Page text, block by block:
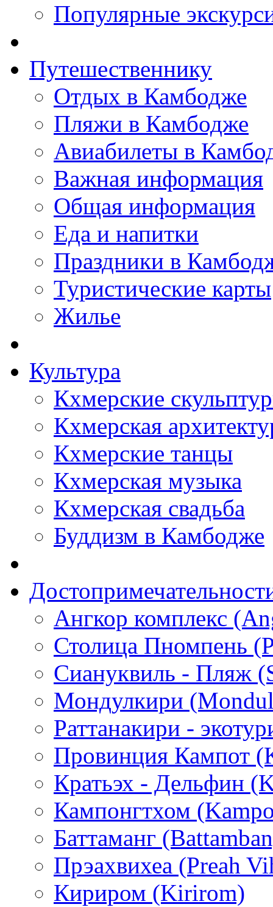
Популярные
Путешественнику
Отдых в Камбодже
Пляжи в Камбодже
Авиабилеты в
Важная информация
Общая информация
Еда и напитки
Праздники в
Туристические карты
Жилье
Культура
Кхмерские
Кхмерская
Кхмерские танцы
Кхмерская музыка
Кхмерская свадьба
Буддизм в Камбодже
Ангкор комплекс
Столица Пномпень
Сиануквиль - Пляж
Мондулкири
Раттанакири -
Провинция Кампот
Кратьэх - Дельфин
Кампонгтхом
Баттаманг
Прэахвихеа (Preah
Кириром (Kirirom)